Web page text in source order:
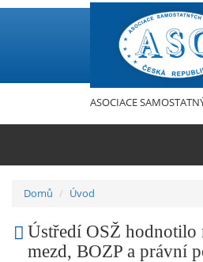
Přejít
ASOCIACE
Domů Úvod
Ústředí OSŽ
mezd, BOZP a právní